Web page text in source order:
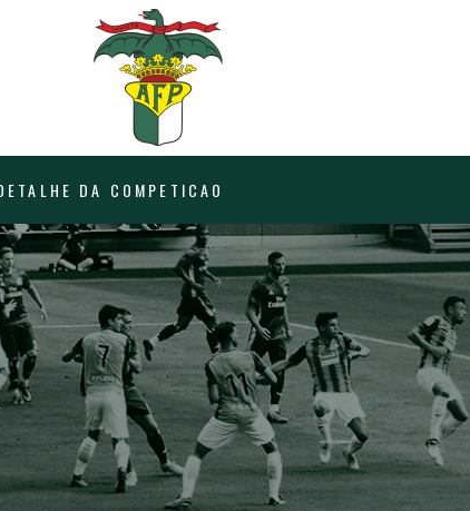
DA COMPETICAO